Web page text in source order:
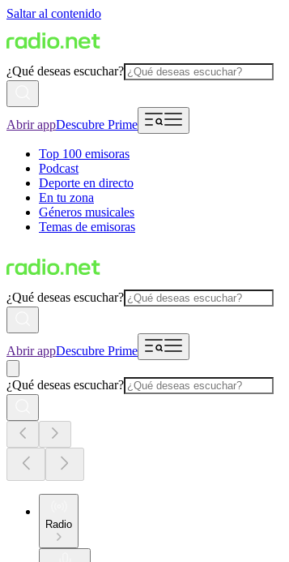
Saltar al contenido
¿Qué deseas escuchar?
Abrir appDescubre Prime
Top 100 emisoras
Podcast
Deporte en directo
En tu zona
Géneros musicales
Temas de emisoras
¿Qué deseas escuchar?
Abrir appDescubre Prime
¿Qué deseas escuchar?
Radio